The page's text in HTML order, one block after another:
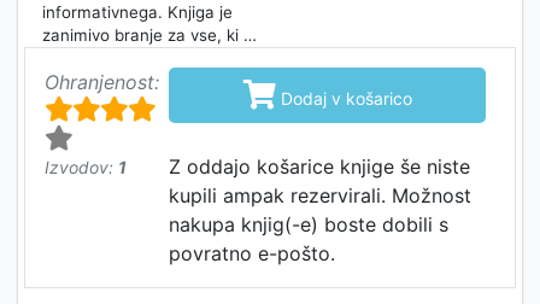
informativnega. Knjiga je
zanimivo branje za vse, ki …
Ohranjenost:
Izvodov: 1
 Dodaj v košarico
Z oddajo košarice knjige še niste
kupili ampak rezervirali. Možnost
nakupa knjig(-e) boste dobili s
povratno e-pošto.